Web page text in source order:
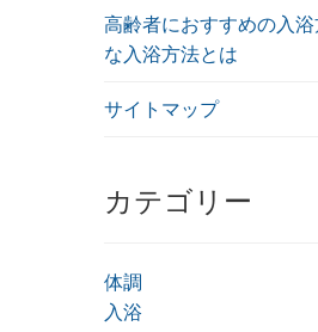
高齢者におすすめの入
な入浴方法とは
サイトマップ
カテゴリー
体調
入浴